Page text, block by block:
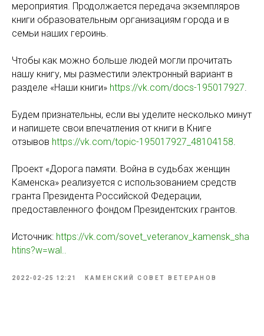
мероприятия. Продолжается передача экземпляров
книги образовательным организациям города и в
семьи наших героинь.
Чтобы как можно больше людей могли прочитать
нашу книгу, мы разместили электронный вариант в
разделе «Наши книги» https://vk.com/docs-195017927.
Будем признательны, если вы уделите несколько минут
и напишете свои впечатления от книги в Книге
отзывов https://vk.com/topic-195017927_48104158.
Проект «Дорога памяти. Война в судьбах женщин
Каменска» реализуется с использованием средств
гранта Президента Российской Федерации,
предоставленного фондом Президентских грантов.
Источник: https://vk.com/sovet_veteranov_kamensk_sha
htins?w=wal..
2022-02-25 12:21 КАМЕНСКИЙ СОВЕТ ВЕТЕРАНОВ